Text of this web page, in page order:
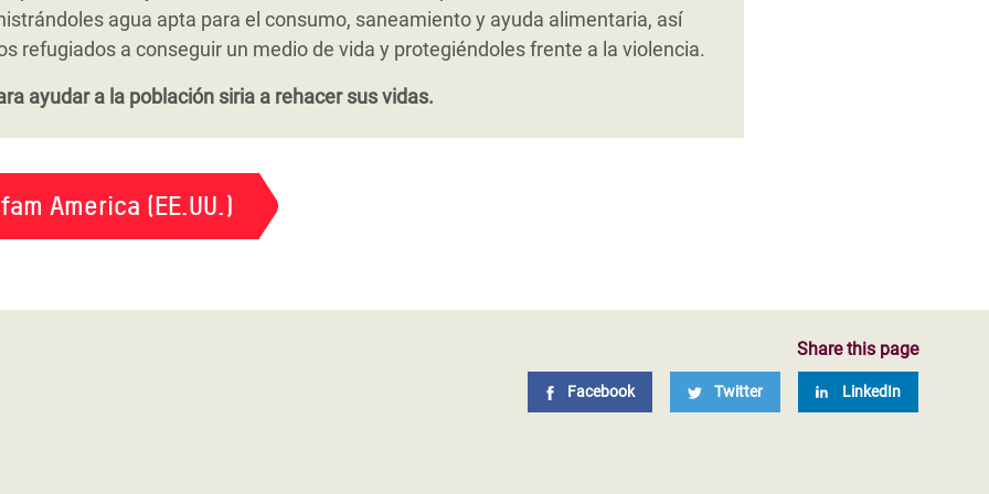
jabón y productos de desinfección.
las comunidades de acogida en situación de mayor vulnerabilidad, y
regular.
de cooperativas. También hemos desarrollado diversas herramientas para
y política de grupos en situación de especial desventaja como, por ejemplo,
agua apta para el consumo, saneamiento y ayuda alimentaria, así
refugiados a conseguir un medio de vida y protegiéndoles frente a la violencia.
ayudar a la población siria a rehacer sus vidas.
America (EE.UU.)
Share this page
Facebook Twitter LinkedIn